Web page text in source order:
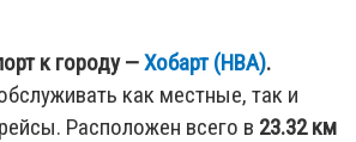
к городу —Хобарт (HBA).
как местные, так и
Расположен всего в 23.32 км